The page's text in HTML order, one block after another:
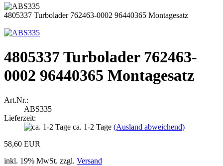
4805337 Turbolader 762463-0002 96440365 Montagesatz
4805337 Turbolader 762463-
0002 96440365 Montagesatz
Art.Nr.:
ABS335
Lieferzeit:
ca. 1-2 Tage (Ausland abweichend)
58,60 EUR
inkl. 19% MwSt. zzgl. Versand